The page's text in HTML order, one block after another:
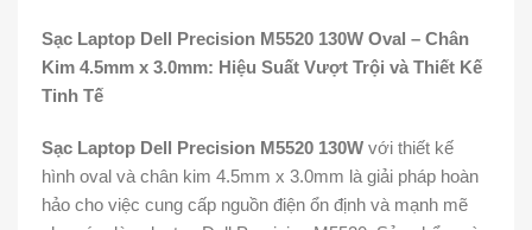
Sạc Laptop Dell Precision M5520 130W Oval – Chân
Kim 4.5mm x 3.0mm: Hiệu Suất Vượt Trội và Thiết Kế
Tinh Tế
Sạc Laptop Dell Precision M5520 130W với thiết kế
hình oval và chân kim 4.5mm x 3.0mm là giải pháp hoàn
hảo cho việc cung cấp nguồn điện ổn định và mạnh mẽ